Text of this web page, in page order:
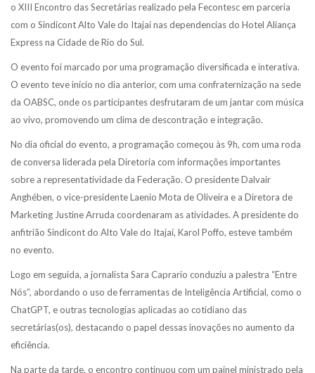
o XIII Encontro das Secretárias realizado pela Fecontesc em parceria
com o Sindicont Alto Vale do Itajaí nas dependencias do Hotel Aliança
Express na Cidade de Rio do Sul.
O evento foi marcado por uma programação diversificada e interativa.
O evento teve início no dia anterior, com uma confraternização na sede
da OABSC, onde os participantes desfrutaram de um jantar com música
ao vivo, promovendo um clima de descontração e integração.
No dia oficial do evento, a programação começou às 9h, com uma roda
de conversa liderada pela Diretoria com informações importantes
sobre a representatividade da Federação. O presidente Dalvair
Anghében, o vice-presidente Laenio Mota de Oliveira e a Diretora de
Marketing Justine Arruda coordenaram as atividades. A presidente do
anfitrião Sindicont do Alto Vale do Itajaí, Karol Poffo, esteve também
no evento.
Logo em seguida, a jornalista Sara Caprario conduziu a palestra “Entre
Nós”, abordando o uso de ferramentas de Inteligência Artificial, como o
ChatGPT, e outras tecnologias aplicadas ao cotidiano das
secretárias(os), destacando o papel dessas inovações no aumento da
eficiência.
Na parte da tarde, o encontro continuou com um painel ministrado pela